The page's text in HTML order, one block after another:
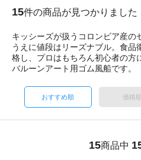
15件の商品が見つかりました
キッシーズが扱うコロンビア産の
うえに値段はリーズナブル。食品
格し、プロはもちろん初心者の方
バルーンアート用ゴム風船です。
おすすめ順 価格順
15商品中